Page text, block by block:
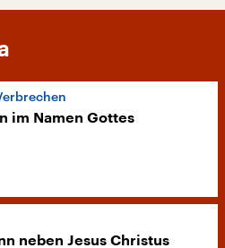
im Namen Gottes
neben Jesus Christus